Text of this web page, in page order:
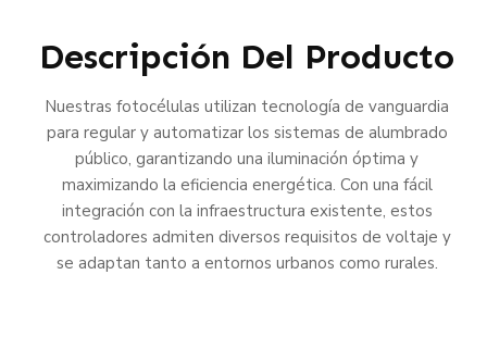
Descripción Del Producto
Nuestras fotocélulas utilizan tecnología de vanguardia
para regular y automatizar los sistemas de alumbrado
público, garantizando una iluminación óptima y
maximizando la eficiencia energética. Con una fácil
integración con la infraestructura existente, estos
controladores admiten diversos requisitos de voltaje y
se adaptan tanto a entornos urbanos como rurales.